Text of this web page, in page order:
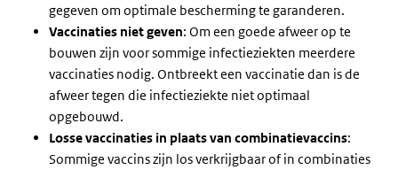
gegeven om optimale bescherming te garanderen.
Vaccinaties niet geven: Om een goede afweer op te
bouwen zijn voor sommige infectieziekten meerdere
vaccinaties nodig. Ontbreekt een vaccinatie dan is de
afweer tegen die infectieziekte niet optimaal
opgebouwd.
Losse vaccinaties in plaats van combinatievaccins:
Sommige vaccins zijn los verkrijgbaar of in combinaties